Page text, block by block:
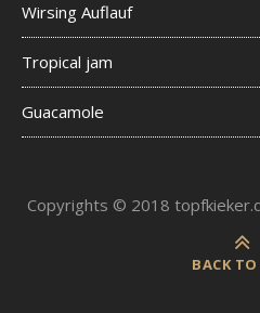
Wirsing Auflauf
Tropical jam
Guacamole
Copyrights © 2018
BACK